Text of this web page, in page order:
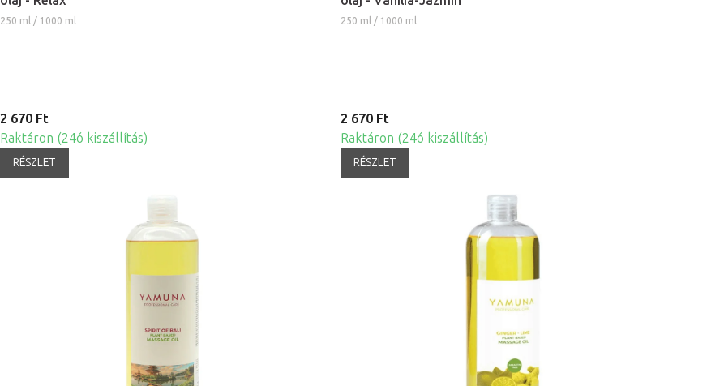
250 ml / 1000 ml
2 670 Ft
Raktáron (24ó kiszállítás)
RÉSZLET
250 ml / 1000 ml
2 670 Ft
Raktáron (24ó kiszállítás)
RÉSZLET